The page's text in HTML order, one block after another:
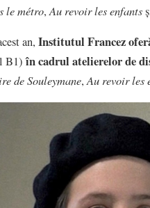
le métro,Au revoir les enfants
an, Institutul Francez
B1)în cadrul atelierelor de
de Souleymane,Au revoir les